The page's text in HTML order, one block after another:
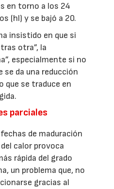
en torno a los 24
(hl) y se bajó a 20.
insistido en que si
otra”, la
especialmente si no
se da una reducción
que se traduce en
parciales
de maduración
calor provoca
rápida del grado
un problema que, no
gracias al